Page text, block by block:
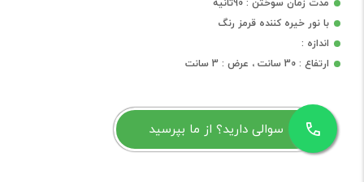
مدت زمان سوختن : 90ثانیه
با نور خیره کننده قرمز رنگ
اندازه :
ارتفاع : 30 سانت ، عرض : 3 سانت
سوالی دارید؟ از ما بپرسید